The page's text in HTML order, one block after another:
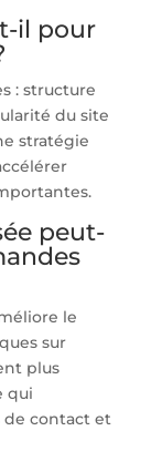
il pour
: structure
du site
stratégie
peut-
le
sur
plus
qui
contact et